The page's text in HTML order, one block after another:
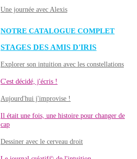
Une journée avec Alexis
NOTRE CATALOGUE COMPLET
STAGES DES AMIS D'IRIS
Explorer son intuition avec les constellations
C'est décidé, j'écris !
Aujourd'hui j'improvise !
Il était une fois, une histoire pour changer de
cap
Dessiner avec le cerveau droit